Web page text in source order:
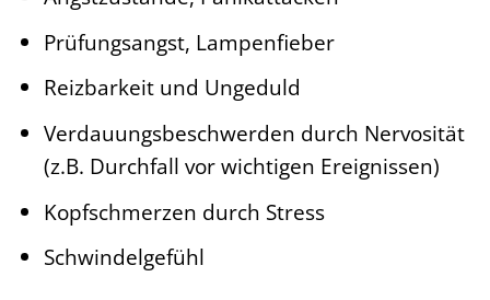
Prüfungsangst, Lampenfieber
Reizbarkeit und Ungeduld
Verdauungsbeschwerden durch Nervosität
(z.B. Durchfall vor wichtigen Ereignissen)
Kopfschmerzen durch Stress
Schwindelgefühl